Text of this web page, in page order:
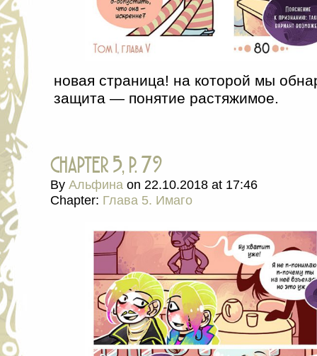
новая страница! на которой мы
защита — понятие растяжимое.
chapter 5, p. 79
By Альфина on 22.10.2018 at 17:46
Chapter: Глава 5. Имаго